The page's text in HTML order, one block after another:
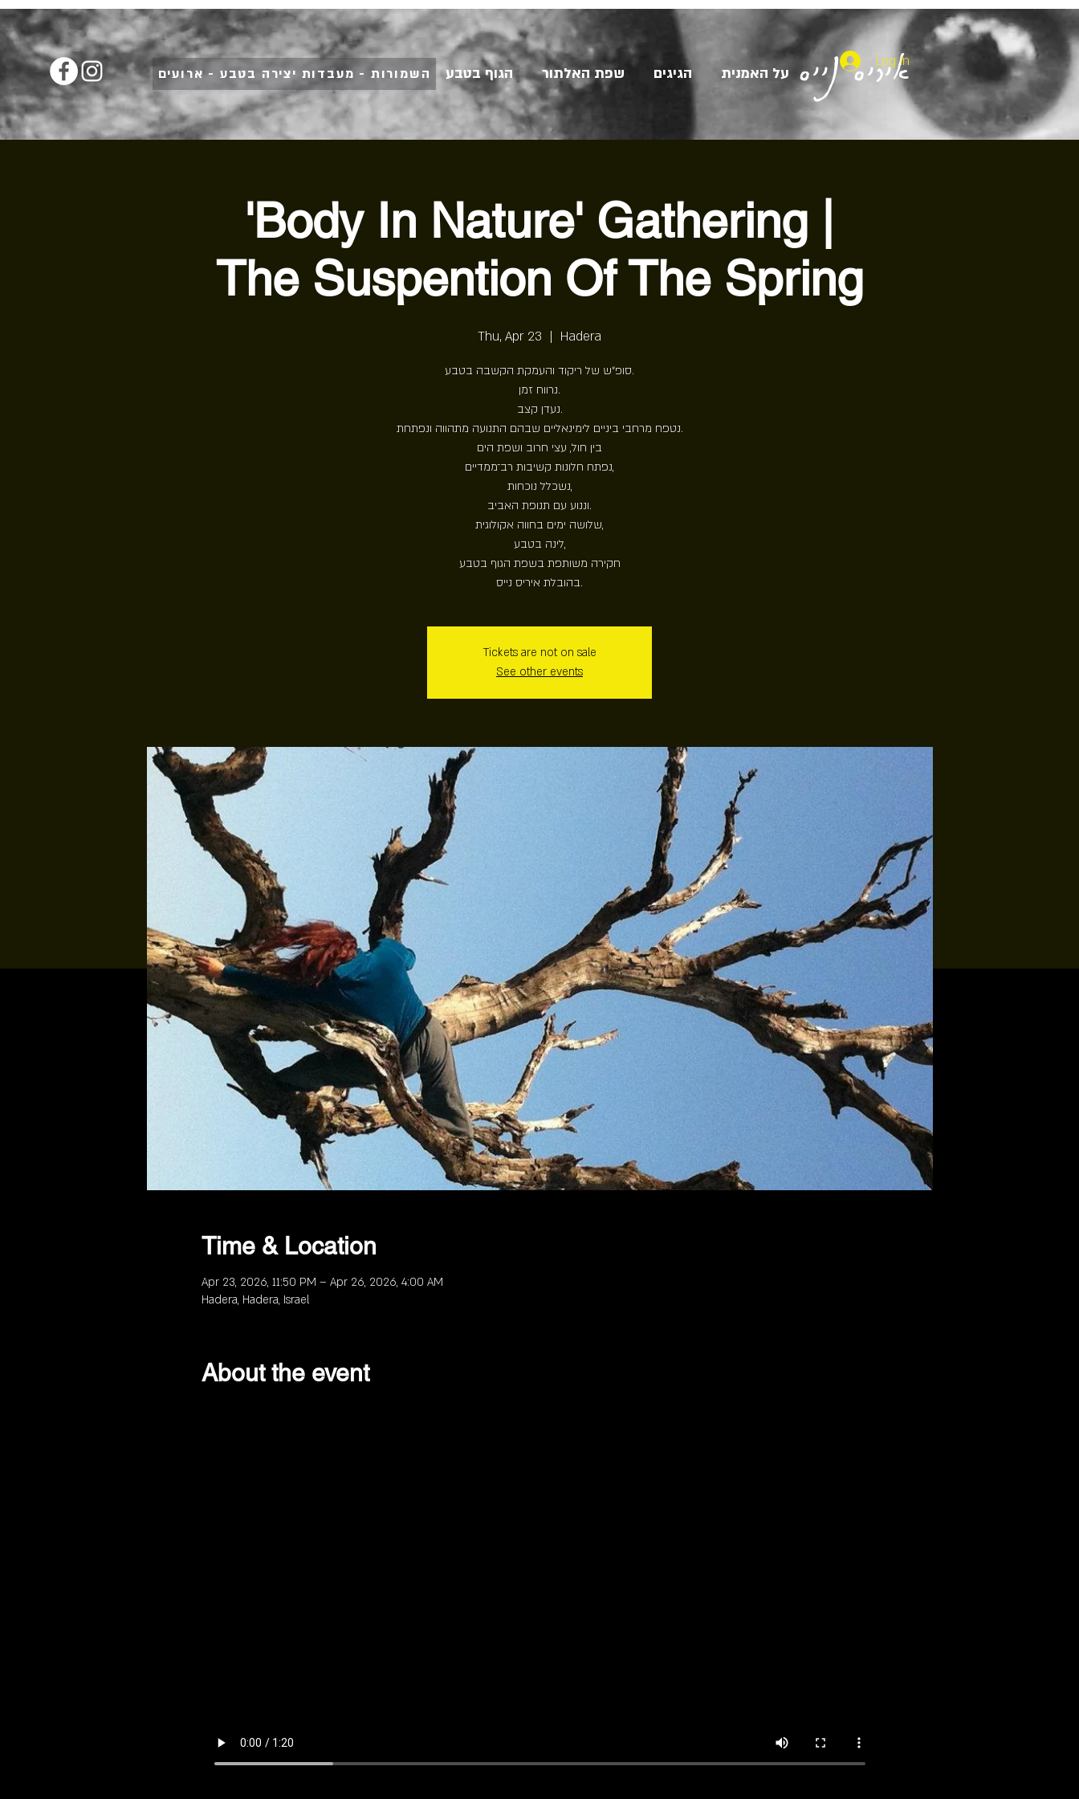
על האמנית הגיגים שפת האלתור הגוף בטבע איריס נייס השמורות - מעבדות יצירה בטבע - ארועים
Log In
'Body In Nature' Gathering |
The Suspention Of The Spring
Thu, Apr 23
  |
Hadera
סופ״ש של ריקוד והעמקת הקשבה בטבע.
נרווח זמן.
נעדן קצב.
נטפח מרחבי ביניים לימינאליים שבהם התנועה מתהווה ונפתחת.
בין חול, עצי חרוב ושפת הים
נפתח חלונות קשיבות רב־ממדיים,
נשכלל נוכחות,
וננוע עם תנופת האביב.
שלושה ימים בחווה אקולוגית,
לינה בטבע,
חקירה משותפת בשפת הגוף בטבע
בהובלת איריס נייס.
Tickets are not on sale
See other events
Time & Location
Apr 23, 2026, 11:50 PM – Apr 26, 2026, 4:00 AM
Hadera, Hadera, Israel
About the event